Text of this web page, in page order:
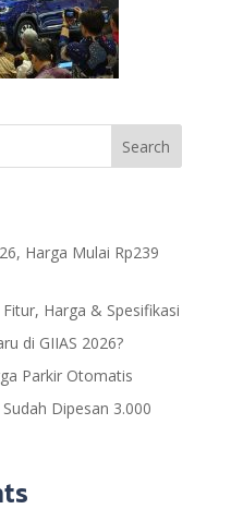
Search
Harga Mulai Rp239
Fitur, Harga & Spesifikasi
di GIIAS 2026?
Parkir Otomatis
Dipesan 3.000